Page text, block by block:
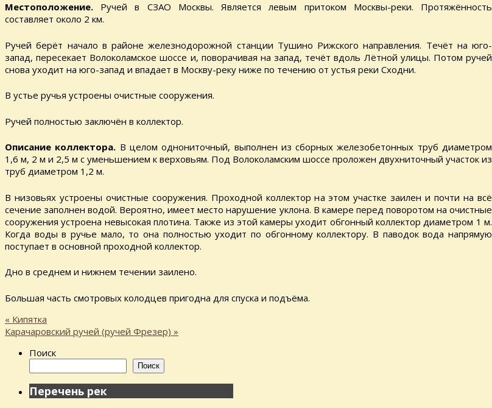
Местоположение. Ручей в СЗАО Москвы. Является левым притоком Москвы-реки. Протяжённость
составляет около 2 км.
Ручей берёт начало в районе железнодорожной станции Тушино Рижского направления. Течёт на юго-
запад, пересекает Волоколамское шоссе и, поворачивая на запад, течёт вдоль Лётной улицы. Потом ручей
снова уходит на юго-запад и впадает в Москву-реку ниже по течению от устья реки Сходни.
В устье ручья устроены очистные сооружения.
Ручей полностью заключён в коллектор.
Описание коллектора. В целом однониточный, выполнен из сборных железобетонных труб диаметром
1,6 м, 2 м и 2,5 м с уменьшением к верховьям. Под Волоколамским шоссе проложен двухниточный участок из
труб диаметром 1,2 м.
В низовьях устроены очистные сооружения. Проходной коллектор на этом участке заилен и почти на всё
сечение заполнен водой. Вероятно, имеет место нарушение уклона. В камере перед поворотом на очистные
сооружения устроена невысокая плотина. Также из этой камеры уходит обгонный коллектор диаметром 1 м.
Когда воды в ручье мало, то она полностью уходит по обгонному коллектору. В паводок вода напрямую
поступает в основной проходной коллектор.
Дно в среднем и нижнем течении заилено.
Большая часть смотровых колодцев пригодна для спуска и подъёма.
« Кипятка
Карачаровский ручей (ручей Фрезер) »
Поиск
Поиск
Перечень рек